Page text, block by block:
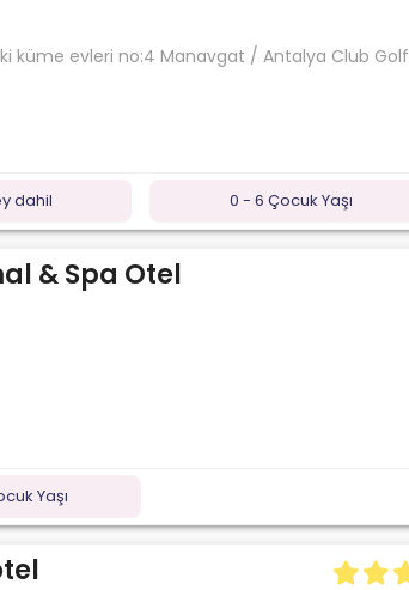
küme evleri no:4 Manavgat / Antalya Club Golf
dahil 0 - 6 Çocuk Yaşı
& Spa Otel
Yaşı